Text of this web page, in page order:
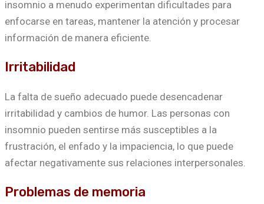
insomnio a menudo experimentan dificultades para
enfocarse en tareas, mantener la atención y procesar
información de manera eficiente.
Irritabilidad
La falta de sueño adecuado puede desencadenar
irritabilidad y cambios de humor. Las personas con
insomnio pueden sentirse más susceptibles a la
frustración, el enfado y la impaciencia, lo que puede
afectar negativamente sus relaciones interpersonales.
Problemas de memoria